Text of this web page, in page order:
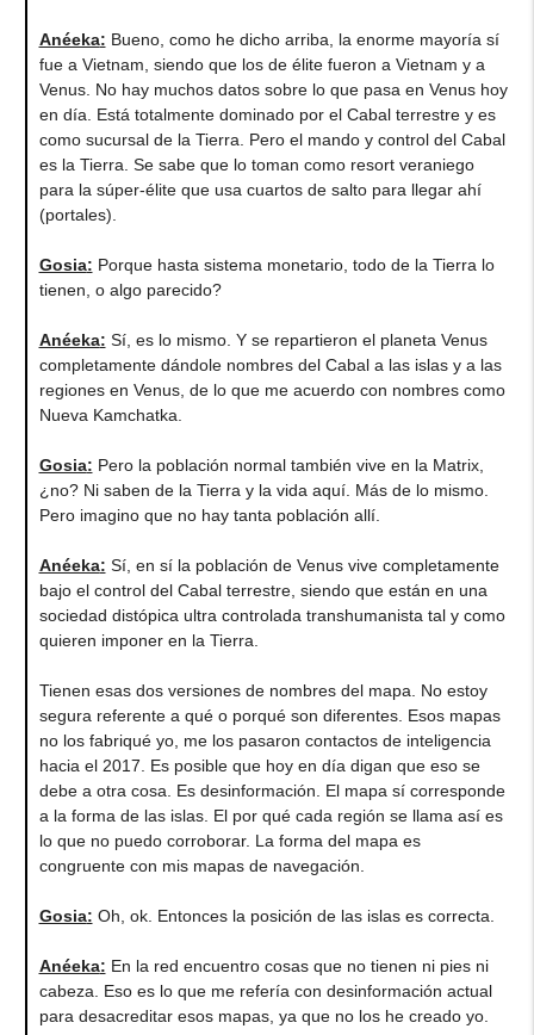
Anéeka: Bueno, como he dicho arriba, la enorme mayoría sí
fue a Vietnam, siendo que los de élite fueron a Vietnam y a
Venus. No hay muchos datos sobre lo que pasa en Venus hoy
en día. Está totalmente dominado por el Cabal terrestre y es
como sucursal de la Tierra. Pero el mando y control del Cabal
es la Tierra. Se sabe que lo toman como resort veraniego
para la súper-élite que usa cuartos de salto para llegar ahí
(portales).
Gosia: Porque hasta sistema monetario, todo de la Tierra lo
tienen, o algo parecido?
Anéeka: Sí, es lo mismo. Y se repartieron el planeta Venus
completamente dándole nombres del Cabal a las islas y a las
regiones en Venus, de lo que me acuerdo con nombres como
Nueva Kamchatka.
Gosia: Pero la población normal también vive en la Matrix,
¿no? Ni saben de la Tierra y la vida aquí. Más de lo mismo.
Pero imagino que no hay tanta población allí.
Anéeka: Sí, en sí la población de Venus vive completamente
bajo el control del Cabal terrestre, siendo que están en una
sociedad distópica ultra controlada transhumanista tal y como
quieren imponer en la Tierra.
Tienen esas dos versiones de nombres del mapa. No estoy
segura referente a qué o porqué son diferentes. Esos mapas
no los fabriqué yo, me los pasaron contactos de inteligencia
hacia el 2017. Es posible que hoy en día digan que eso se
debe a otra cosa. Es desinformación. El mapa sí corresponde
a la forma de las islas. El por qué cada región se llama así es
lo que no puedo corroborar. La forma del mapa es
congruente con mis mapas de navegación.
Gosia: Oh, ok. Entonces la posición de las islas es correcta.
Anéeka: En la red encuentro cosas que no tienen ni pies ni
cabeza. Eso es lo que me refería con desinformación actual
para desacreditar esos mapas, ya que no los he creado yo.